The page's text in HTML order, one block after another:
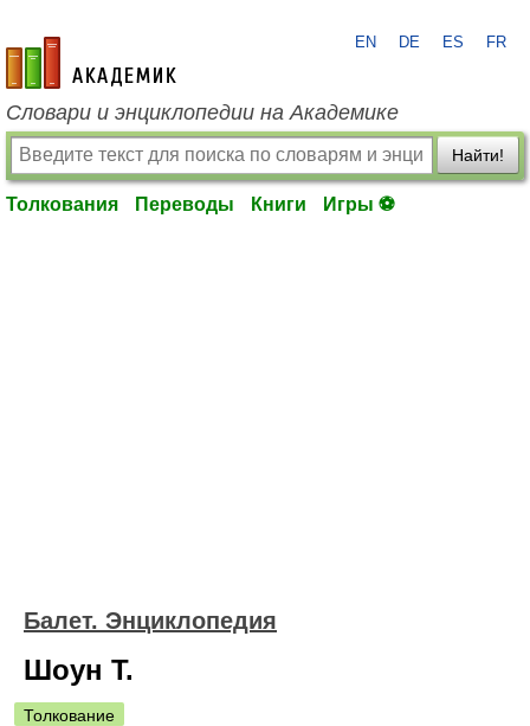
academic.ru
EN DE ES FR
Словари и энциклопедии на Академике
Найти!
Толкования Переводы Книги Игры ⚽
Балет. Энциклопедия
Шоун Т.
Толкование